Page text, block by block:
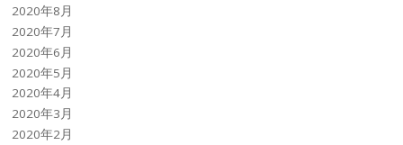
2020年8月
2020年7月
2020年6月
2020年5月
2020年4月
2020年3月
2020年2月